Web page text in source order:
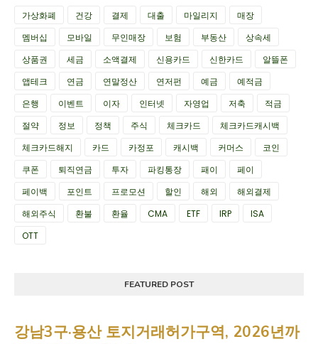
가상화폐 건강 결제 대출 마일리지
매장
멤버십
모바일 무인매장 보험 부동산
상속세
상품권
세금 소액결제 신용카드 신한카드
알뜰폰
앱테크
연금 연말정산 연저펀 예금
예적금
은행
이벤트 이자 인터넷 자영업 저축
적금
절약
정보 정책 주식 체크카드
체크카드캐시백
체크카드해지
카드 카정포 캐시백 커머스
코인
쿠폰
퇴직연금 투자 파킹통장 패이
페이
페이백
포인트 프로모션 할인 해외
해외결제
해외주식
환불 환율 CMA ETF IRP
ISA
OTT
FEATURED POST
강남3구·용산 토지거래허가구역, 2026년까